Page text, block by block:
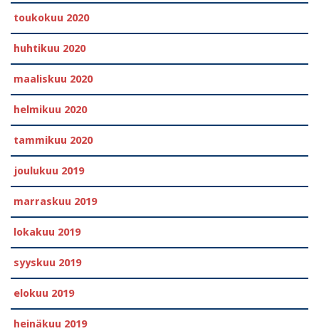
toukokuu 2020
huhtikuu 2020
maaliskuu 2020
helmikuu 2020
tammikuu 2020
joulukuu 2019
marraskuu 2019
lokakuu 2019
syyskuu 2019
elokuu 2019
heinäkuu 2019